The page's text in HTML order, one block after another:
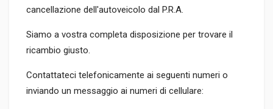
cancellazione dell'autoveicolo dal P.R.A.
Siamo a vostra completa disposizione per trovare il
ricambio giusto.
Contattateci telefonicamente ai seguenti numeri o
inviando un messaggio ai numeri di cellulare: